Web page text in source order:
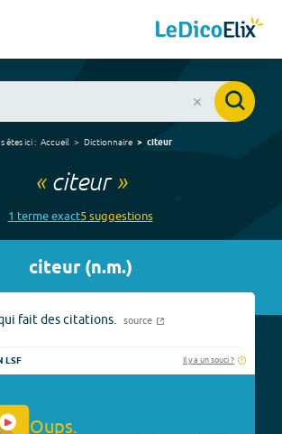
êtes ici : Accueil Dictionnaire citeur
« citeur»
1 termeexact5suggestions
citeur(n.m.)
fait des citations. source
LSF Il y a un souci ?
Oups.